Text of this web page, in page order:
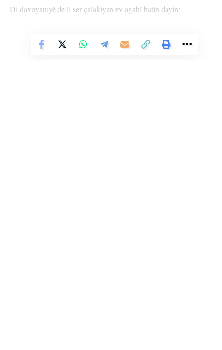
Di daxuyaniyê de li ser çalakiyan ev agahî hatin dayin:
Stenbolê 2 qemyon hatin şewitandin.
Vê Nûçeyê Bixwîne